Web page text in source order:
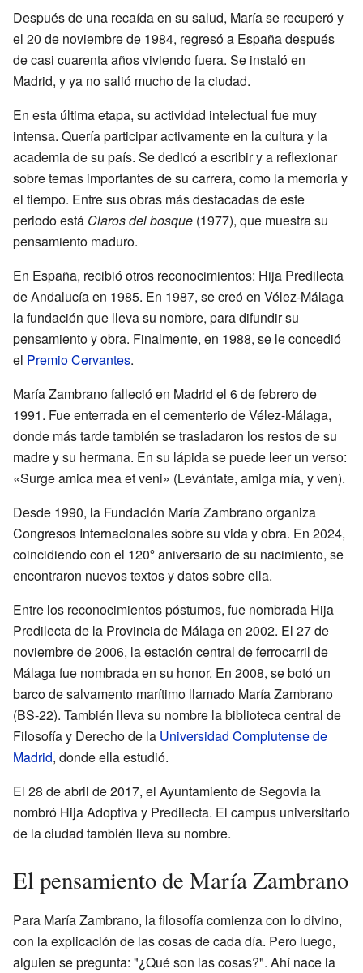
Después de una recaída en su salud, María se recuperó y
el 20 de noviembre de 1984, regresó a España después
de casi cuarenta años viviendo fuera. Se instaló en
Madrid, y ya no salió mucho de la ciudad.
En esta última etapa, su actividad intelectual fue muy
intensa. Quería participar activamente en la cultura y la
academia de su país. Se dedicó a escribir y a reflexionar
sobre temas importantes de su carrera, como la memoria y
el tiempo. Entre sus obras más destacadas de este
periodo está Claros del bosque (1977), que muestra su
pensamiento maduro.
En España, recibió otros reconocimientos: Hija Predilecta
de Andalucía en 1985. En 1987, se creó en Vélez-Málaga
la fundación que lleva su nombre, para difundir su
pensamiento y obra. Finalmente, en 1988, se le concedió
el Premio Cervantes.
María Zambrano falleció en Madrid el 6 de febrero de
1991. Fue enterrada en el cementerio de Vélez-Málaga,
donde más tarde también se trasladaron los restos de su
madre y su hermana. En su lápida se puede leer un verso:
«Surge amica mea et veni» (Levántate, amiga mía, y ven).
Desde 1990, la Fundación María Zambrano organiza
Congresos Internacionales sobre su vida y obra. En 2024,
coincidiendo con el 120º aniversario de su nacimiento, se
encontraron nuevos textos y datos sobre ella.
Entre los reconocimientos póstumos, fue nombrada Hija
Predilecta de la Provincia de Málaga en 2002. El 27 de
noviembre de 2006, la estación central de ferrocarril de
Málaga fue nombrada en su honor. En 2008, se botó un
barco de salvamento marítimo llamado María Zambrano
(BS-22). También lleva su nombre la biblioteca central de
Filosofía y Derecho de la Universidad Complutense de
Madrid, donde ella estudió.
El 28 de abril de 2017, el Ayuntamiento de Segovia la
nombró Hija Adoptiva y Predilecta. El campus universitario
de la ciudad también lleva su nombre.
El pensamiento de María Zambrano
Para María Zambrano, la filosofía comienza con lo divino,
con la explicación de las cosas de cada día. Pero luego,
alguien se pregunta: "¿Qué son las cosas?". Ahí nace la